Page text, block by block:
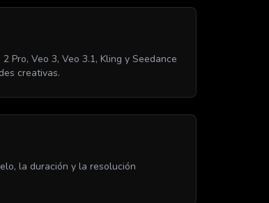
Pro, Veo 3, Veo 3.1, Kling y Seedance
creativas.
la duración y la resolución